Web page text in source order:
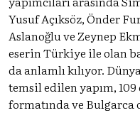
Yusuf Açıksöz, Önder
Aslanoğlu ve Zeynep
eserin Türkiye ile olan
da anlamlı kılıyor.
temsil edilen yapım,
formatında ve